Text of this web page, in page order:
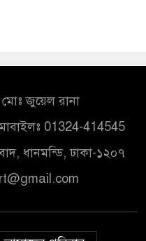
জুয়েল রানা
01324-414545
ধানমন্ডি, ঢাকা-১২০৭